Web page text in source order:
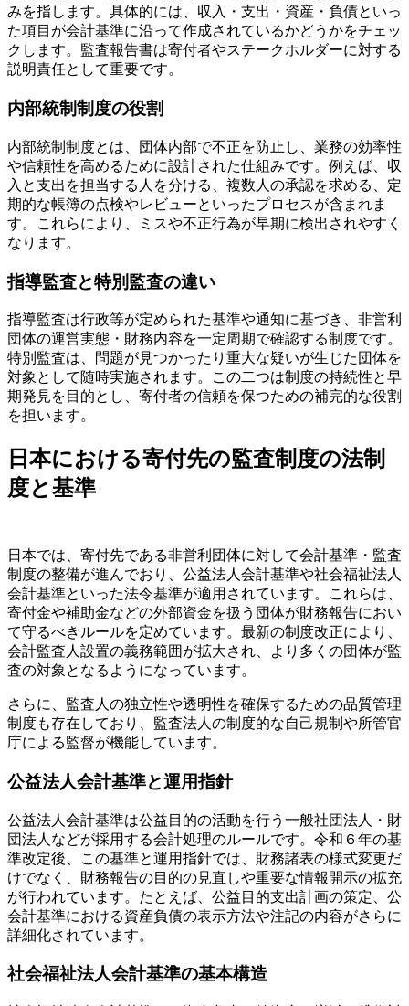
みを指します。具体的には、収入・支出・資産・負債といっ
た項目が会計基準に沿って作成されているかどうかをチェッ
クします。監査報告書は寄付者やステークホルダーに対する
説明責任として重要です。
内部統制制度の役割
内部統制制度とは、団体内部で不正を防止し、業務の効率性
や信頼性を高めるために設計された仕組みです。例えば、収
入と支出を担当する人を分ける、複数人の承認を求める、定
期的な帳簿の点検やレビューといったプロセスが含まれま
す。これらにより、ミスや不正行為が早期に検出されやすく
なります。
指導監査と特別監査の違い
指導監査は行政等が定められた基準や通知に基づき、非営利
団体の運営実態・財務内容を一定周期で確認する制度です。
特別監査は、問題が見つかったり重大な疑いが生じた団体を
対象として随時実施されます。この二つは制度の持続性と早
期発見を目的とし、寄付者の信頼を保つための補完的な役割
を担います。
日本における寄付先の監査制度の法制
度と基準
日本では、寄付先である非営利団体に対して会計基準・監査
制度の整備が進んでおり、公益法人会計基準や社会福祉法人
会計基準といった法令基準が適用されています。これらは、
寄付金や補助金などの外部資金を扱う団体が財務報告におい
て守るべきルールを定めています。最新の制度改正により、
会計監査人設置の義務範囲が拡大され、より多くの団体が監
査の対象となるようになっています。
さらに、監査人の独立性や透明性を確保するための品質管理
制度も存在しており、監査法人の制度的な自己規制や所管官
庁による監督が機能しています。
公益法人会計基準と運用指針
公益法人会計基準は公益目的の活動を行う一般社団法人・財
団法人などが採用する会計処理のルールです。令和６年の基
準改定後、この基準と運用指針では、財務諸表の様式変更だ
けでなく、財務報告の目的の見直しや重要な情報開示の拡充
が行われています。たとえば、公益目的支出計画の策定、公
会計基準における資産負債の表示方法や注記の内容がさらに
詳細化されています。
社会福祉法人会計基準の基本構造